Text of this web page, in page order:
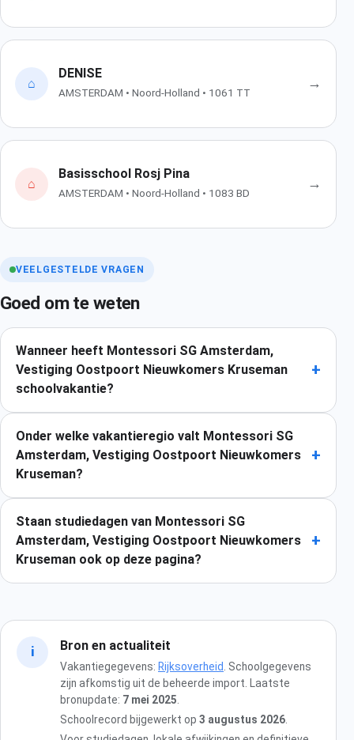
⌂
DENISE
AMSTERDAM • Noord-Holland • 1061 TT
→
⌂
Basisschool Rosj Pina
AMSTERDAM • Noord-Holland • 1083 BD
→
VEELGESTELDE VRAGEN
Goed om te weten
Wanneer heeft Montessori SG Amsterdam,
Vestiging Oostpoort Nieuwkomers Kruseman
schoolvakantie?
+
Onder welke vakantieregio valt Montessori SG
Amsterdam, Vestiging Oostpoort Nieuwkomers
Kruseman?
+
Staan studiedagen van Montessori SG
Amsterdam, Vestiging Oostpoort Nieuwkomers
Kruseman ook op deze pagina?
+
i Bron en actualiteit
Vakantiegegevens: Rijksoverheid . Schoolgegevens
zijn afkomstig uit de beheerde import. Laatste
bronupdate: 7 mei 2025
Schoolrecord bijgewerkt op 3 augustus 2026